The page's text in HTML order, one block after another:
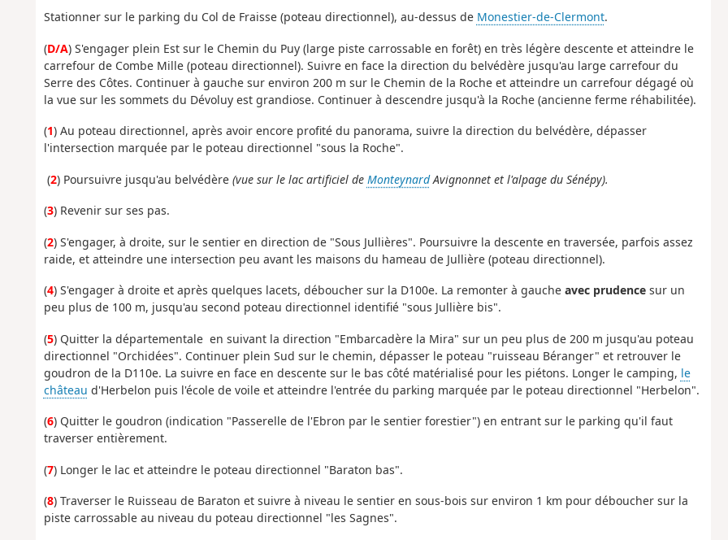
Stationner sur le parking du Col de Fraisse (poteau directionnel), au-dessus de Monestier-de-Clermont.
(D/A) S'engager plein Est sur le Chemin du Puy (large piste carrossable en forêt) en très légère descente et atteindre le
carrefour de Combe Mille (poteau directionnel). Suivre en face la direction du belvédère jusqu'au large carrefour du
Serre des Côtes. Continuer à gauche sur environ 200 m sur le Chemin de la Roche et atteindre un carrefour dégagé où
la vue sur les sommets du Dévoluy est grandiose. Continuer à descendre jusqu'à la Roche (ancienne ferme réhabilitée).
(1) Au poteau directionnel, après avoir encore profité du panorama, suivre la direction du belvédère, dépasser
l'intersection marquée par le poteau directionnel "sous la Roche".
(2) Poursuivre jusqu'au belvédère (vue sur le lac artificiel de MonteynardAvignonnet et l'alpage du Sénépy).
(3) Revenir sur ses pas.
(2) S'engager, à droite, sur le sentier en direction de "Sous Jullières". Poursuivre la descente en traversée, parfois assez
raide, et atteindre une intersection peu avant les maisons du hameau de Jullière (poteau directionnel).
(4) S'engager à droite et après quelques lacets, déboucher sur la D100e. La remonter à gaucheavec prudencesur un
peu plus de 100 m, jusqu'au second poteau directionnel identifié "sous Jullière bis".
(5) Quitter la départementale en suivant la direction "Embarcadère la Mira" sur un peu plus de 200 m jusqu'au poteau
directionnel "Orchidées". Continuer plein Sud sur le chemin, dépasser le poteau "ruisseau Béranger" et retrouver le
goudron de la D110e. La suivre en face en descente sur le bas côté matérialisé pour les piétons. Longer le camping, le
château d'Herbelon puis l'école de voile et atteindre l'entrée du parking marquée par le poteau directionnel "Herbelon".
(6) Quitter le goudron (indication "Passerelle de l'Ebron par le sentier forestier") en entrant sur le parking qu'il faut
traverser entièrement.
(7) Longer le lac et atteindre le poteau directionnel "Baraton bas".
(8) Traverser le Ruisseau de Baraton et suivre à niveau le sentier en sous-bois sur environ 1 km pour déboucher sur la
piste carrossable au niveau du poteau directionnel "les Sagnes".